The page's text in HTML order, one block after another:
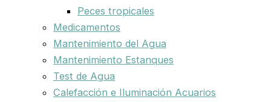
Peces tropicales
Medicamentos
Mantenimiento del Agua
Mantenimiento Estanques
Test de Agua
Calefacción e Iluminación Acuarios